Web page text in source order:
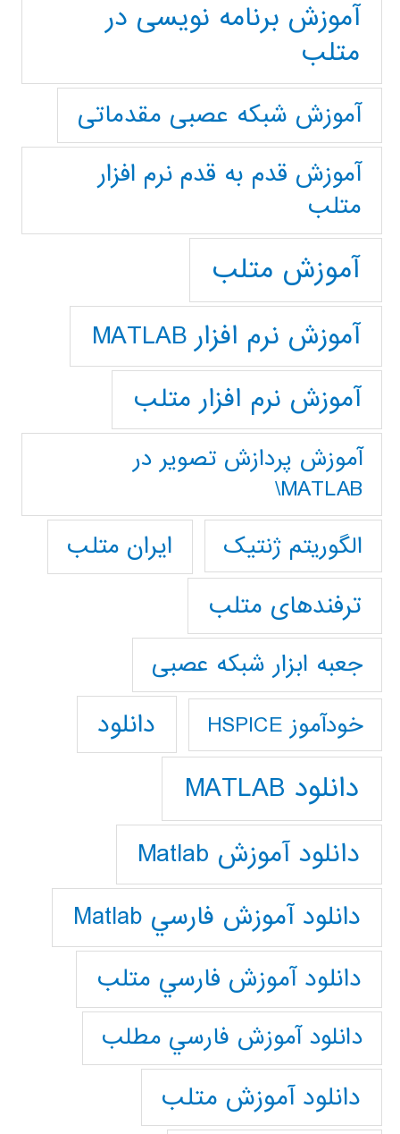
آموزش برنامه نویسی در
متلب
آموزش شبکه عصبی مقدماتی
آموزش قدم به قدم نرم افزار
متلب
آموزش متلب
آموزش نرم افزار MATLAB
آموزش نرم افزار متلب
آموزش پردازش تصوير در
MATLAB\
الگوریتم ژنتیک
ایران متلب
ترفندهای متلب
جعبه ابزار شبکه عصبی
خودآموز HSPICE دانلود
دانلود MATLAB
دانلود آموزش Matlab
دانلود آموزش فارسي Matlab
دانلود آموزش فارسي متلب
دانلود آموزش فارسي مطلب
دانلود آموزش متلب